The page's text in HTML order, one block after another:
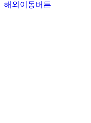
해외이동버튼